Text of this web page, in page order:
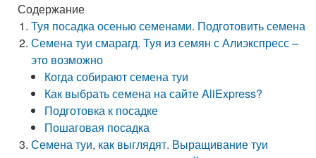
Содержание
Туя посадка осенью семенами. Подготовить семена
Семена туи смарагд. Туя из семян с Алиэкспресс –
это возможно
Когда собирают семена туи
Как выбрать семена на сайте AliExpress?
Подготовка к посадке
Пошаговая посадка
Семена туи, как выглядят. Выращивание туи